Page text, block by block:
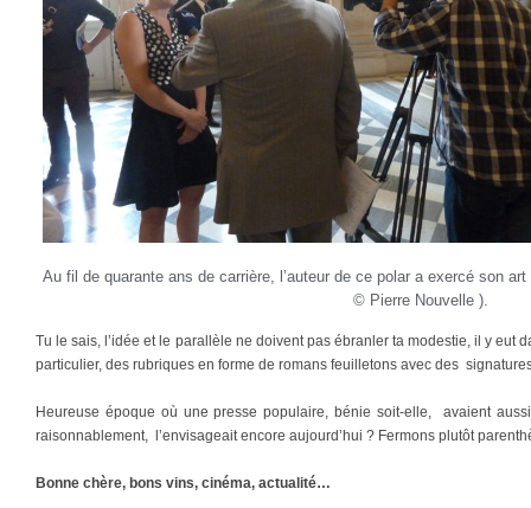
Au fil de quarante ans de carrière, l’auteur de ce polar a exercé son
© Pierre Nouvelle ).
Tu le sais, l’idée et le parallèle ne doivent pas ébranler ta modestie, il y eut
particulier, des rubriques en forme de romans feuilletons avec des
Heureuse époque où une presse populaire, bénie soit-elle, avaient
raisonnablement, l’envisageait encore aujourd’hui ? Fermons plutôt
Bonne chère, bons vins, cinéma, actualité…